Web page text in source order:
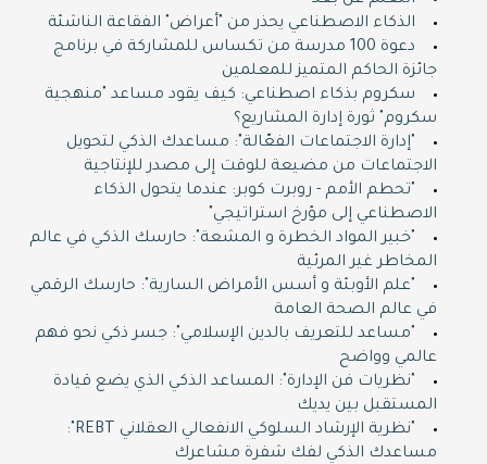
الذكاء الاصطناعي يحذر من "أعراض" الفقاعة الناشئة
دعوة 100 مدرسة من تكساس للمشاركة في برنامج
جائزة الحاكم المتميز للمعلمين
سكروم بذكاء اصطناعي: كيف يقود مساعد "منهجية
سكروم" ثورة إدارة المشاريع؟
"إدارة الاجتماعات الفعّالة": مساعدك الذكي لتحويل
الاجتماعات من مضيعة للوقت إلى مصدر للإنتاجية
"تحطم الأمم - روبرت كوبر: عندما يتحول الذكاء
الاصطناعي إلى مؤرخ استراتيجي"
"خبير المواد الخطرة و المشعة": حارسك الذكي في عالم
المخاطر غير المرئية
"علم الأوبئة و أسس الأمراض السارية": حارسك الرقمي
في عالم الصحة العامة
"مساعد للتعريف بالدين الإسلامي": جسر ذكي نحو فهم
عالمي وواضح
"نظريات فن الإدارة": المساعد الذكي الذي يضع قيادة
المستقبل بين يديك
"نظرية الإرشاد السلوكي الانفعالي العقلاني REBT":
مساعدك الذكي لفك شفرة مشاعرك